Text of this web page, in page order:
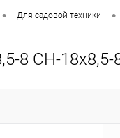
• Для садовой техники •
8 CH-18x8,5-